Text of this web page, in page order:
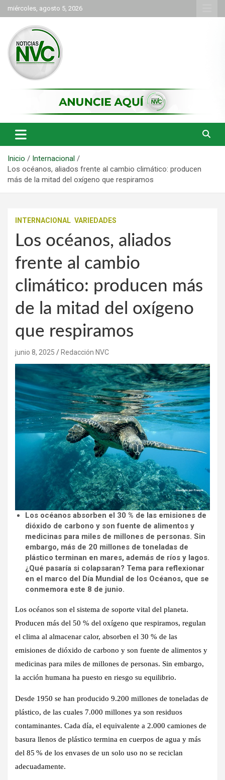
Saltar
al
contenido
miércoles, agosto 5, 2026
NVC Noticias
Inicio
Internacional
Los océanos, aliados frente al cambio climático: producen
más de la mitad del oxígeno que respiramos
INTERNACIONAL VARIEDADES
Los océanos, aliados
frente al cambio
climático: producen más
de la mitad del oxígeno
que respiramos
junio 8, 2025 Redacción NVC
Los océanos absorben el 30 % de las emisiones de
dióxido de carbono y son fuente de alimentos y
medicinas para miles de millones de personas. Sin
embargo, más de 20 millones de toneladas de
plástico terminan en mares, además de ríos y lagos.
¿Qué pasaría si colapsaran? Tema para reflexionar
en el marco del Día Mundial de los Océanos, que se
conmemora este 8 de junio.
Los océanos son el sistema de soporte vital del planeta.
Producen más del 50 % del oxígeno que respiramos, regulan
el clima al almacenar calor, absorben el 30 % de las
emisiones de dióxido de carbono y son fuente de alimentos y
medicinas para miles de millones de personas. Sin embargo,
la acción humana ha puesto en riesgo su equilibrio.
Desde 1950 se han producido 9.200 millones de toneladas de
plástico, de las cuales 7.000 millones ya son residuos
contaminantes. Cada día, el equivalente a 2.000 camiones de
basura llenos de plástico termina en cuerpos de agua y más
del 85 % de los envases de un solo uso no se reciclan
adecuadamente.